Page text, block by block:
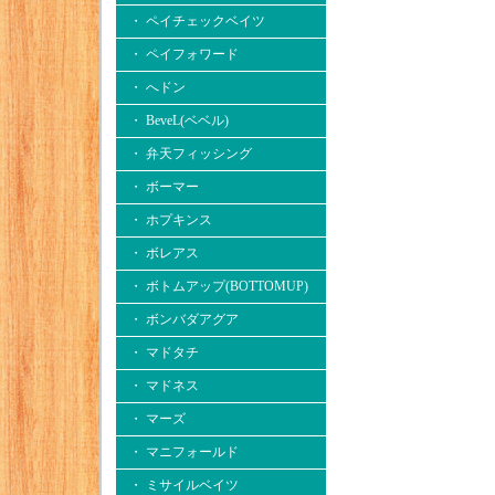
・ ペイチェックベイツ
・ ペイフォワード
・ へドン
・ BeveL(ベベル)
・ 弁天フィッシング
・ ボーマー
・ ホプキンス
・ ボレアス
・ ボトムアップ(BOTTOMUP)
・ ボンバダアグア
・ マドタチ
・ マドネス
・ マーズ
・ マニフォールド
・ ミサイルベイツ